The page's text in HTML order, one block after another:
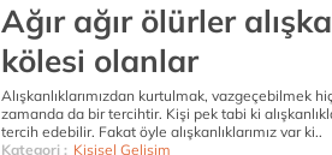
Ağır ağır ölürler
kölesi olanlar
Alışkanlıklarımızdan kurtulmak, vazgeçebilmek
zamanda da bir tercihtir. Kişi pek tabi ki
tercih edebilir. Fakat öyle alışkanlıklarımız var ki..
Kategori : Kişisel Gelişim